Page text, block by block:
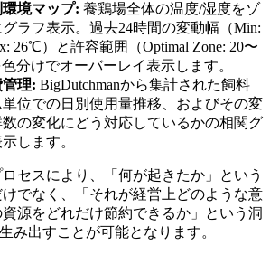
境マップ: 養鶏場全体の温度/湿度をゾ
ラフ表示。過去24時間の変動幅（Min:
26℃）と許容範囲（Optimal Zone: 20〜
分けでオーバーレイ表示します。
理: BigDutchmanから集計された飼料
位での日別使用量推移、およびその変
の変化にどう対応しているかの相関グ
します。
セスにより、「何が起きたか」という
でなく、「それが経営上どのような意
源をどれだけ節約できるか」という洞
み出すことが可能となります。